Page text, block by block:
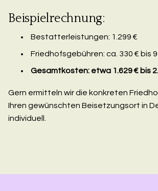
Beispielrechnung:
Bestatterleistungen: 1.299 €
Friedhofsgebühren: ca. 330 € bis
Gesamtkosten: etwa 1.629 € bis
Gern ermitteln wir die konkreten
Ihren gewünschten Beisetzungsort in
individuell.